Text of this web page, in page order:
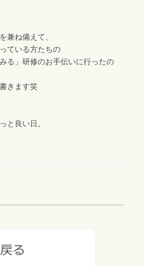
兼ね備えて、
ている方たちの
る」研修のお手伝いに行ったの
きます笑
と良い日。